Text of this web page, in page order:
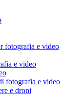
fotografia e video
e video
fotografia e video
e droni